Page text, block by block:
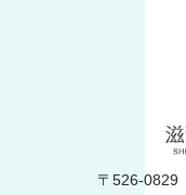
〒526-0829